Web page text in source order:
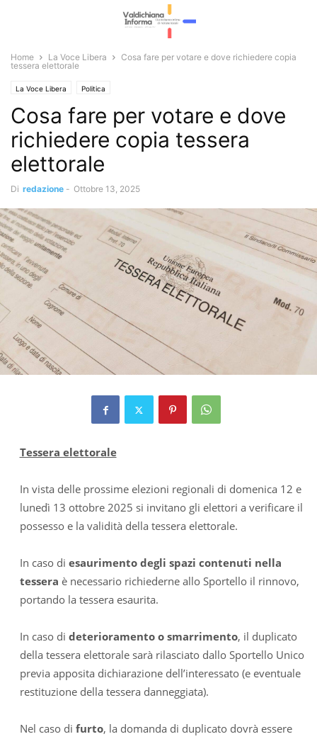
Home La Voce Libera
Cosa fare per votare e dove richiedere copia
tessera elettorale
La Voce Libera Politica
Cosa fare per votare e dove
richiedere copia tessera
elettorale
Di redazione - Ottobre 13, 2025
Tessera elettorale
In vista delle prossime elezioni regionali di domenica 12 e
lunedì 13 ottobre 2025 si invitano gli elettori a verificare il
possesso e la validità della tessera elettorale.
In caso di esaurimento degli spazi contenuti nella
tessera è necessario richiederne allo Sportello il rinnovo,
portando la tessera esaurita.
In caso di deterioramento o smarrimento, il duplicato
della tessera elettorale sarà rilasciato dallo Sportello Unico
previa apposita dichiarazione dell’interessato (e eventuale
restituzione della tessera danneggiata).
Nel caso di furto, la domanda di duplicato dovrà essere